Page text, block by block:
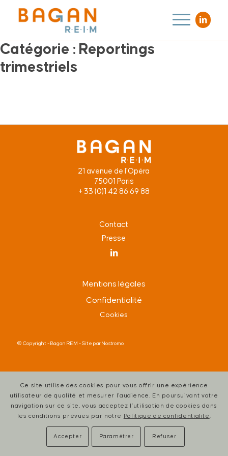
Catégorie : Reportings
trimestriels
21 avenue de l’Opéra
75001 Paris
+ 33 (0)1 42 86 69 88
Contact
Presse
Mentions légales
Confidentialité
Cookies
© Copyright - Bagan REIM - Site par Nostromo
Ce site utilise des cookies pour vous offrir une expérience
utilisateur de qualité et mesurer l’audience. En poursuivant votre
navigation sur ce site, vous acceptez l’utilisation de cookies dans
les conditions prévues par notre Politique de confidentialité.
Accepter Paramétrer Refuser